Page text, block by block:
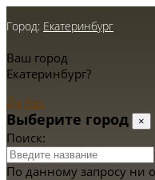
Город: Екатеринбург
Ваш город
Екатеринбург?
Да Нет
Выберите город ×
Поиск:
По данному запросу ни